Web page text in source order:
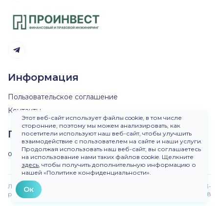
Этот веб-сайт использует файлы cookie, в том числе
сторонние, поэтому мы можем анализировать, как
посетители используют наш веб-сайт, чтобы улучшить
взаимодействие с пользователем на сайте и наши услуги.
Продолжая использовать наш веб-сайт, вы соглашаетесь
на использование нами таких файлов cookie. Щелкните
здесь, чтобы получить дополнительную информацию о
нашей «Политике конфиденциальности».
Ок
Telegram канал
Информация
Пользовательское соглашение
Контакты
Пишите нам
ok@dirinvest.ru
Любое использование материалов сайта без
разрешения запрещено.
Версия 3-
beta.48